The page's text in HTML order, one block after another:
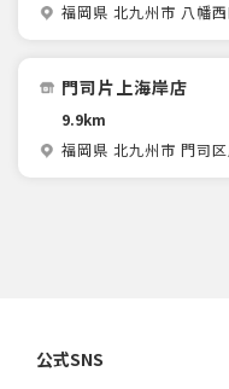
福岡県 北九州市 八幡
門司片上海岸店
9.9km
福岡県 北九州市 門司
公式SNS